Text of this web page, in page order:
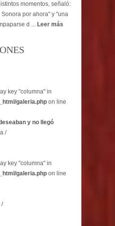
momentos, señaló:
por ahora" y "una
d ... Leer más
key "columna" in
galeria.php on line
y no llegó
/
key "columna" in
galeria.php on line
/